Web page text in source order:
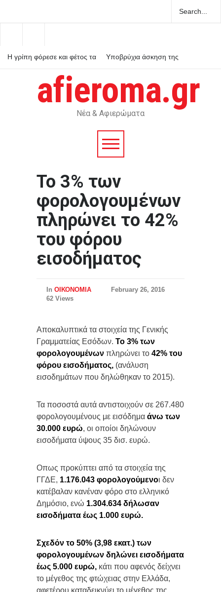
Η γρίπη φόρεσε και φέτος τα
Υποβρύχια άσκηση της
Επίσημα στη Ντουμπάι ο
Σενγκέλια, κατέβαλε το buy
out στην Μπαρτσελόνα
afieroma.gr
Νέα & Αφιερώματα
Το 3% των
φορολογουμένων
πληρώνει το 42%
του φόρου
εισοδήματος
In ΟΙΚΟΝΟΜΙΑ
February 26, 2016
62 Views
Αποκαλυπτικά τα στοιχεία της Γενικής
Γραμματείας Εσόδων. Το 3% των
φορολογουμένων πληρώνει το 42% του
φόρου εισοδήματος, (ανάλυση
εισοδημάτων που δηλώθηκαν το 2015).
Τα ποσοστά αυτά αντιστοιχούν σε 267.480
φορολογουμένους με εισόδημα άνω των
30.000 ευρώ, οι οποίοι δηλώνουν
εισοδήματα ύψους 35 δισ. ευρώ.
Οπως προκύπτει από τα στοιχεία της
ΓΓΔΕ, 1.176.043 φορολογούμενοι δεν
κατέβαλαν κανέναν φόρο στο ελληνικό
Δημόσιο, ενώ 1.304.634 δήλωσαν
εισοδήματα έως 1.000 ευρώ.
Σχεδόν το 50% (3,98 εκατ.) των
φορολογουμένων δηλώνει εισοδήματα
έως 5.000 ευρώ, κάτι που αφενός δείχνει
το μέγεθος της φτώχειας στην Ελλάδα,
αφετέρου καταδεικνύει το μέγεθος της